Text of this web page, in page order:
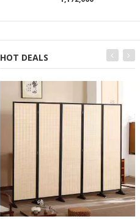
HOT DEALS